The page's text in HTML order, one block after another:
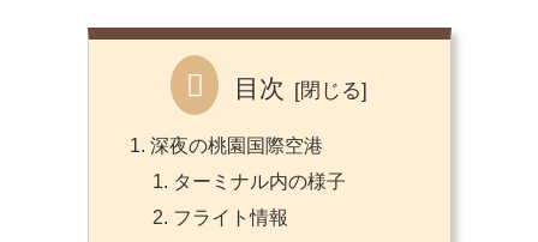
目次
深夜の桃園国際空港
ターミナル内の様子
フライト情報